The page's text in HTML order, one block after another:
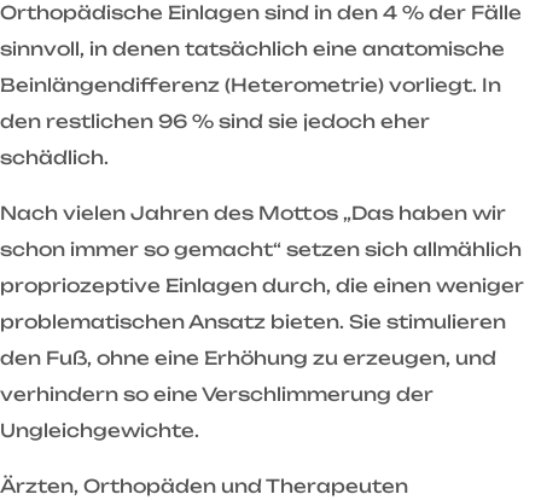
Orthopädische Einlagen sind in den 4 % der Fälle
sinnvoll, in denen tatsächlich eine anatomische
Beinlängendifferenz (Heterometrie) vorliegt. In
den restlichen 96 % sind sie jedoch eher
schädlich.
Nach vielen Jahren des Mottos „Das haben wir
schon immer so gemacht“ setzen sich allmählich
propriozeptive Einlagen durch, die einen weniger
problematischen Ansatz bieten. Sie stimulieren
den Fuß, ohne eine Erhöhung zu erzeugen, und
verhindern so eine Verschlimmerung der
Ungleichgewichte.
Ärzten, Orthopäden und Therapeuten